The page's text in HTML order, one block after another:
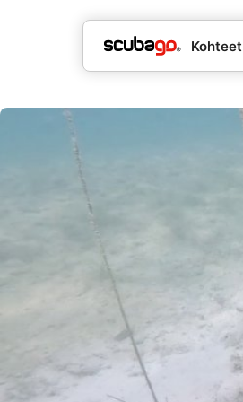
Kohteet